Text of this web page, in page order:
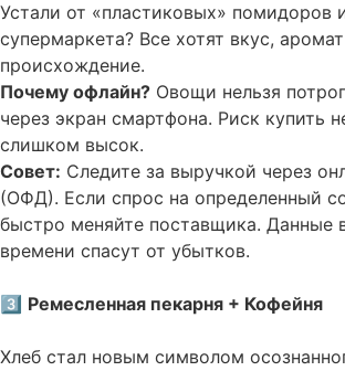
Устали от «пластиковых» помидоров
супермаркета? Все хотят вкус,
происхождение.
Почему офлайн? Овощи нельзя
через экран смартфона. Риск купить
слишком высок.
Совет: Следите за выручкой через
(ОФД). Если спрос на определенный
быстро меняйте поставщика. Данные
времени спасут от убытков.
3️⃣ Ремесленная пекарня + Кофейня
Хлеб стал новым символом